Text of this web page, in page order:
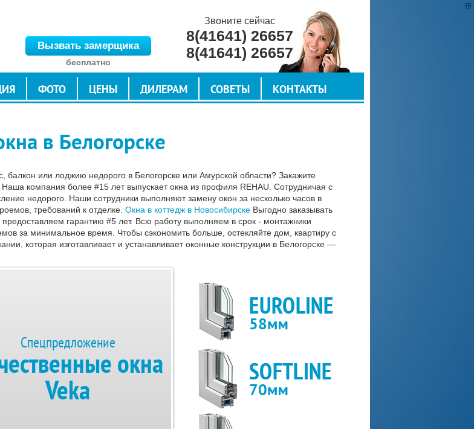
Звоните сейчас
8(41641) 26657
8(41641) 26657
Вызвать замерщика
бесплатно
ФОТО ЦЕНЫ ДИЛЕРАМ СОВЕТЫ КОНТАКТЫ
в Белогорске
балкон или лоджию недорого в Белогорске или Амурской области? Закажите
компания более #15 лет выпускает окна из профиля REHAU. Сотрудничая с
недорого. Наши сотрудники выполняют замену окон за несколько часов в
требований к отделке. Окна в коттедж в Новосибирске Выгодно заказывать
гарантию #5 лет. Всю работу выполняем в срок - монтажники
за минимальное время. Чтобы сэкономить больше, остекляйте дом, квартиру с
которая изготавливает и устанавливает оконные конструкции в Белогорске —
Спецпредложение
окна
Veka